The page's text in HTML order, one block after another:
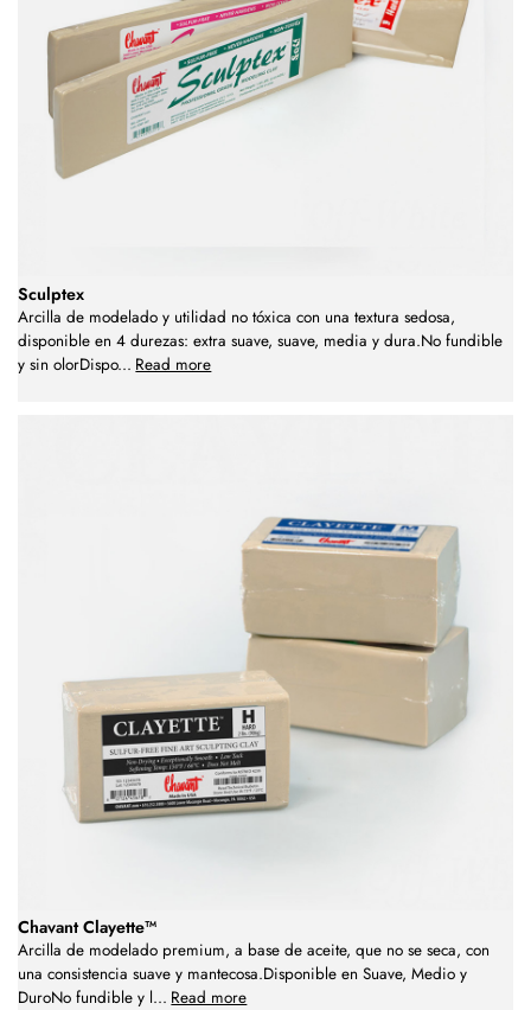
Sculptex
Arcilla de modelado y utilidad no tóxica con una textura sedosa,
disponible en 4 durezas: extra suave, suave, media y dura.No fundible
y sin olorDispo... Read more
Chavant Clayette™
Arcilla de modelado premium, a base de aceite, que no se seca, con
una consistencia suave y mantecosa.Disponible en Suave, Medio y
DuroNo fundible y l... Read more